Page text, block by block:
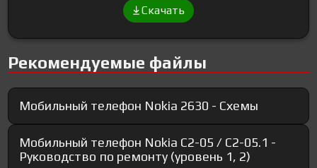
Скачать
Рекомендуемые файлы
Мобильный телефон Nokia 2630 - Схемы
Мобильный телефон Nokia C2-05 / С2-05.1 -
Руководство по ремонту (уровень 1, 2)